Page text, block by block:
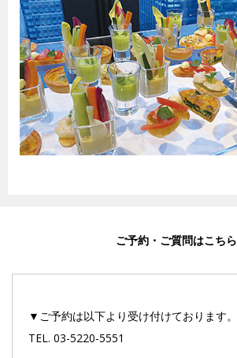
ご予約・ご質問はこちら
▼ご予約は以下より受け付けております。
TEL. 03-5220-5551